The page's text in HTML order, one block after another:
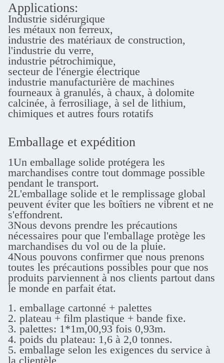
Applications:
Industrie sidérurgique
les métaux non ferreux,
industrie des matériaux de construction,
l'industrie du verre,
industrie pétrochimique,
secteur de l'énergie électrique
industrie manufacturière de machines
fourneaux à granulés, à chaux, à dolomite
calcinée, à ferrosiliage, à sel de lithium,
chimiques et autres fours rotatifs
Emballage et expédition
1Un emballage solide protégera les
marchandises contre tout dommage possible
pendant le transport.
2L'emballage solide et le remplissage global
peuvent éviter que les boîtiers ne vibrent et ne
s'effondrent.
3Nous devons prendre les précautions
nécessaires pour que l'emballage protège les
marchandises du vol ou de la pluie.
4Nous pouvons confirmer que nous prenons
toutes les précautions possibles pour que nos
produits parviennent à nos clients partout dans
le monde en parfait état.
1. emballage cartonné + palettes
2. plateau + film plastique + bande fixe.
3. palettes: 1*1m,00,93 fois 0,93m.
4. poids du plateau: 1,6 à 2,0 tonnes.
5. emballage selon les exigences du service à
la clientèle